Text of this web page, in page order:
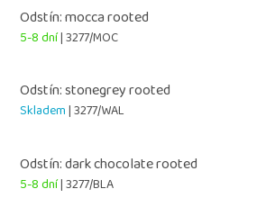
Odstín: mocca rooted
5-8 dní| 3277/MOC
Odstín: stonegrey rooted
Skladem| 3277/WAL
Odstín: dark chocolate rooted
5-8 dní| 3277/BLA